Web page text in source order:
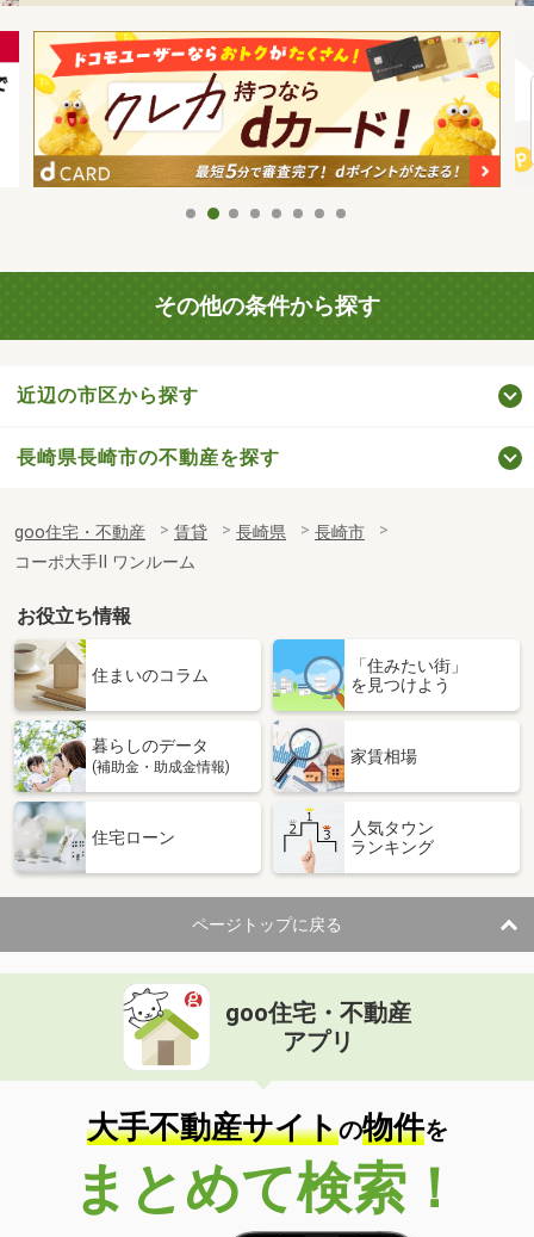
その他の条件から探す
近辺の市区から探す
長崎県長崎市の不動産を探す
goo住宅・不動産 賃貸 長崎県
長崎市
コーポ大手Ⅱ ワンルーム
お役立ち情報
住まいのコラム
「住みたい街」
を見つけよう
暮らしのデータ
(補助金・助成金情報)
家賃相場
住宅ローン
人気タウン
ランキング
ページトップに戻る
goo住宅・不動産
アプリ
大手不動産サイトの物件を
まとめて検索！